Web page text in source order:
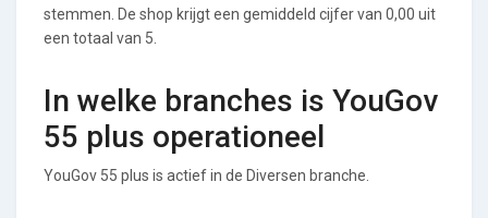
stemmen. De shop krijgt een gemiddeld cijfer van 0,00 uit
een totaal van 5.
In welke branches is YouGov
55 plus operationeel
YouGov 55 plus is actief in de Diversen branche.